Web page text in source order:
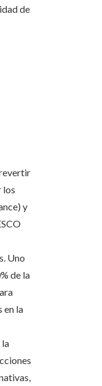
de
los
y
Uno
de la
en la
la